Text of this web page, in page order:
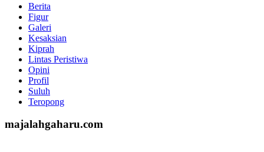
Berita
Figur
Galeri
Kesaksian
Kiprah
Lintas Peristiwa
Opini
Profil
Suluh
Teropong
majalahgaharu.com